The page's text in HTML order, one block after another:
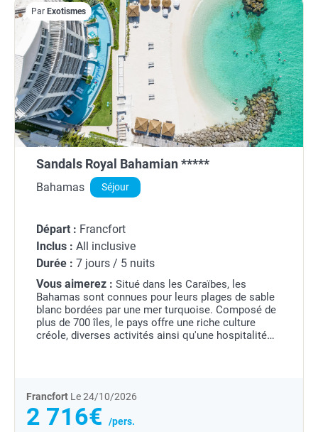
Par Exotismes
Sandals Royal Bahamian *****
Bahamas Séjour
Départ : Francfort
Inclus : All inclusive
Durée : 7 jours / 5 nuits
Vous aimerez : Situé dans les Caraïbes, les
Bahamas sont connues pour leurs plages de sable
blanc bordées par une mer turquoise. Composé de
plus de 700 îles, le pays offre une riche culture
créole, diverses activités ainsi qu'une hospitalité
Francfort Le 24/10/2026
2 716€ /pers.